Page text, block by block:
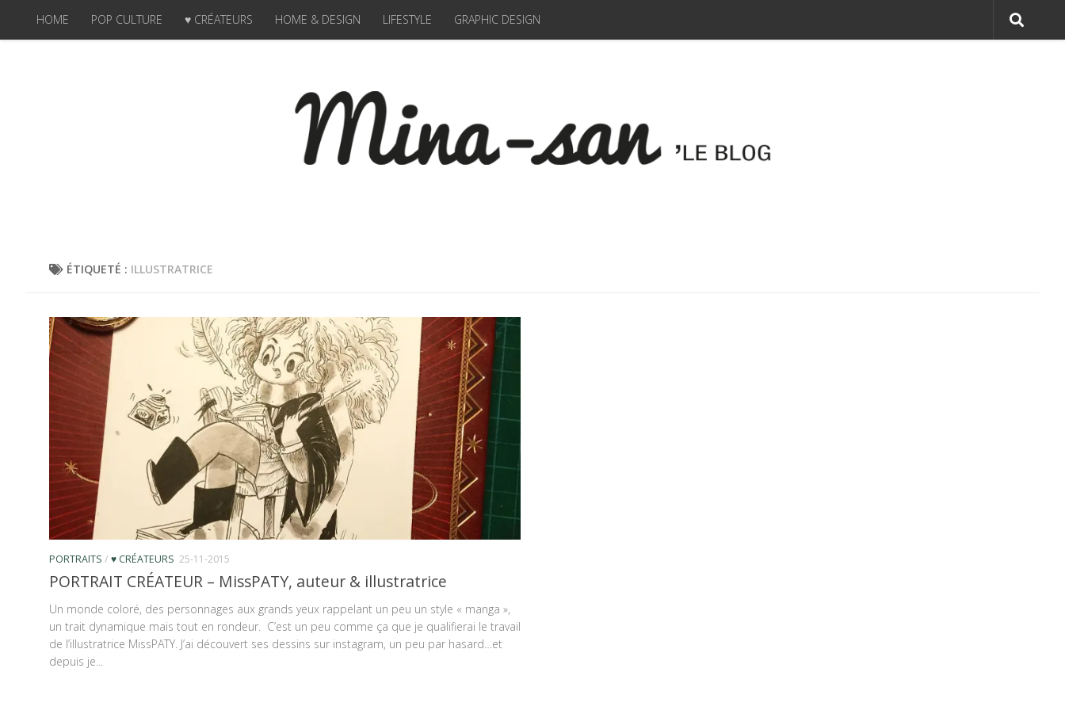
Skip to content
HOME POP CULTURE ♥ CRÉATEURS HOME & DESIGN LIFESTYLE GRAPHIC DESIGN
ÉTIQUETÉ : ILLUSTRATRICE
PORTRAITS / ♥ CRÉATEURS 25-11-2015
PORTRAIT CRÉATEUR – MissPATY, auteur & illustratrice
Un monde coloré, des personnages aux grands yeux rappelant un peu un style « manga »,
un trait dynamique mais tout en rondeur. C’est un peu comme ça que je qualifierai le travail
de l’illustratrice MissPATY. J’ai découvert ses dessins sur instagram, un peu par hasard…et
depuis je...